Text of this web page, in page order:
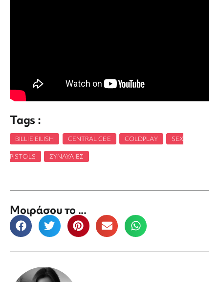
Tags :
BILLIE EILISH CENTRAL CEE COLDPLAY SEX
PISTOLS ΣΥΝΑΥΛΊΕΣ
Μοιράσου το ...